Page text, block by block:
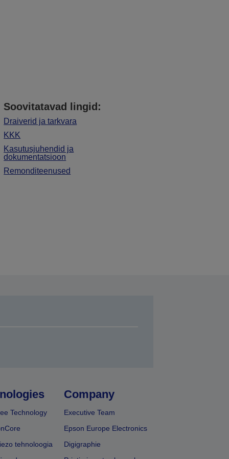
Soovitatavad lingid:
Draiverid ja tarkvara
KKK
Kasutusjuhendid ja
dokumentatsioon
Remonditeenused
Technology
tehnoloogia
Company
Executive Team
Epson Europe Electronics
Digigraphie